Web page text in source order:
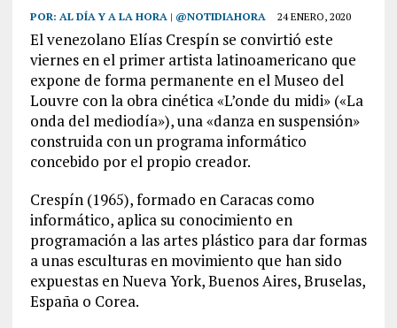
POR: AL DÍA Y A LA HORA | @NOTIDIAHORA 24 ENERO, 2020
El venezolano Elías Crespín se convirtió este
viernes en el primer artista latinoamericano que
expone de forma permanente en el Museo del
Louvre con la obra cinética «L’onde du midi» («La
onda del mediodía»), una «danza en suspensión»
construida con un programa informático
concebido por el propio creador.
Crespín (1965), formado en Caracas como
informático, aplica su conocimiento en
programación a las artes plástico para dar formas
a unas esculturas en movimiento que han sido
expuestas en Nueva York, Buenos Aires, Bruselas,
España o Corea.